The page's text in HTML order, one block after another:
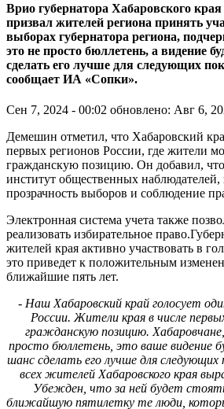
Врио губернатора Хабаровского
призвал жителей региона принять
выборах губернатора региона,
это не просто бюллетень, а видение
сделать его лучше для следующих
сообщает ИА «Сопки».
Сен 7, 2024 - 00:02 обновлено: Авг 6,
Демешин отметил, что Хабаровский
первых регионов России, где жители
гражданскую позицию. Он добавил, что
институт общественных наблюдателей,
прозрачность выборов и соблюдение
Электронная система учета также
реализовать избирательное
жителей края активно участвовать в
это приведет к положительным
ближайшие пять лет.
- Наш Хабаровский край голосует
России. Жители края в числе
гражданскую позицию.
просто бюллетень, это ваше видение
шанс сделать его лучше для следующих
всех жителей Хабаровского края
Убежден, что за ней будет
ближайшую пятилетку те люди,